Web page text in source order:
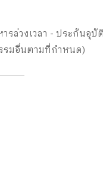
รล่วงเวลา - ประกันอุ
รมอื่นตามที่กำหนด)